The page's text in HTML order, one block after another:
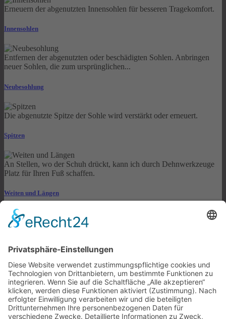
Erneuern der abgenutzten Innensohlen für besseren Tragekomfort.
Innensohlen
Entfernen der abgenutzten oder beschädigten Sohlen. Anbringen
neuer Sohlen, die zum ursprünglichen...
Neubesohlung
Die abgenutzte Spitze der Sohle wird verstärkt oder erneuert.
Spitzen
An Stellen, wo der Schuh drückt, kann ich durch Dehnwerkzeuge
Platz für Ihren Fuß schaffen.
Weiten und Längen
Adresse
Aegidienstrasse 10